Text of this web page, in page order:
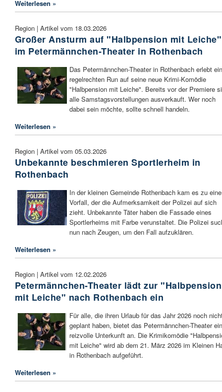
Weiterlesen »
Region | Artikel vom 18.03.2026
Großer Ansturm auf "Halbpension mit Leiche"
im Petermännchen-Theater in Rothenbach
Das Petermännchen-Theater in Rothenbach erlebt
regelrechten Run auf seine neue Krimi-Komödie
"Halbpension mit Leiche". Bereits vor der Premiere
alle Samstagsvorstellungen ausverkauft. Wer noch
dabei sein möchte, sollte schnell handeln.
Weiterlesen »
Region | Artikel vom 05.03.2026
Unbekannte beschmieren Sportlerheim in
Rothenbach
In der kleinen Gemeinde Rothenbach kam es zu
Vorfall, der die Aufmerksamkeit der Polizei auf sich
zieht. Unbekannte Täter haben die Fassade eines
Sportlerheims mit Farbe verunstaltet. Die Polizei
nun nach Zeugen, um den Fall aufzuklären.
Weiterlesen »
Region | Artikel vom 12.02.2026
Petermännchen-Theater lädt zur "Halbpension
mit Leiche" nach Rothenbach ein
Für alle, die ihren Urlaub für das Jahr 2026 noch
geplant haben, bietet das Petermännchen-Theater
reizvolle Unterkunft an. Die Krimikomödie
mit Leiche" wird ab dem 21. März 2026 im Kleinen
in Rothenbach aufgeführt.
Weiterlesen »